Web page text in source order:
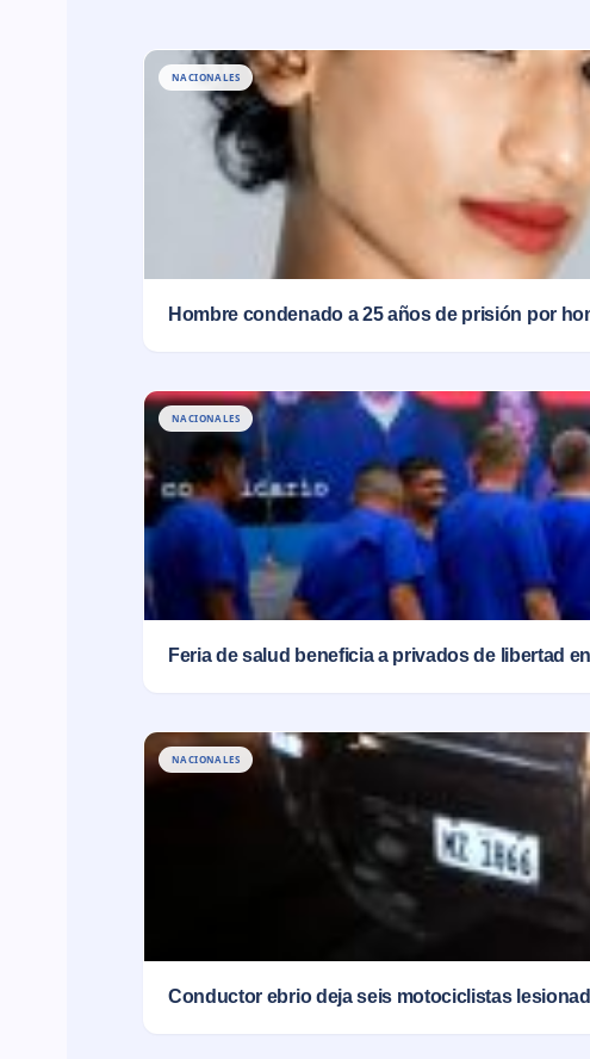
NACIONALES
Hombre condenado a 25 años de prisión por
NACIONALES
Feria de salud beneficia a privados de libertad
NACIONALES
Conductor ebrio deja seis motociclistas